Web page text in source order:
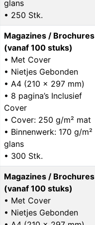
glans
• 250 Stk.
Magazines / Brochures
(vanaf 100 stuks)
• Met Cover
• Nietjes Gebonden
• A4 (210 x 297 mm)
• 8 pagina’s Inclusief
Cover
• Cover: 250 g/m² mat
• Binnenwerk: 170 g/m²
glans
• 300 Stk.
Magazines / Brochures
(vanaf 100 stuks)
• Met Cover
• Nietjes Gebonden